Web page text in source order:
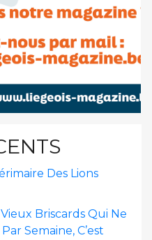
Des Lions
Briscards Qui Ne
Semaine, C’est